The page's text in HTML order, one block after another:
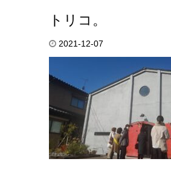
トリコ。
2021-12-07